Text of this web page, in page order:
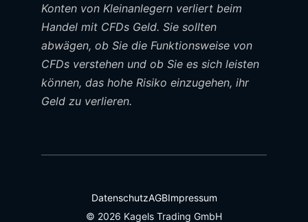
Konten von Kleinanlegern verliert beim
Handel mit CFDs Geld. Sie sollten
abwägen, ob Sie die Funktionsweise von
CFDs verstehen und ob Sie es sich leisten
können, das hohe Risiko einzugehen, ihr
Geld zu verlieren.
© 2026 Kagels Trading GmbH
DatenschutzAGBImpressum